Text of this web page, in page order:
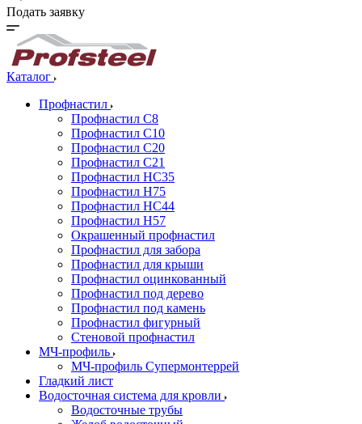
Подать заявку
Каталог
Профнастил
Профнастил С8
Профнастил С10
Профнастил С20
Профнастил С21
Профнастил НС35
Профнастил Н75
Профнастил HC44
Профнастил Н57
Окрашенный профнастил
Профнастил для забора
Профнастил для крыши
Профнастил оцинкованный
Профнастил под дерево
Профнастил под камень
Профнастил фигурный
Стеновой профнастил
МЧ-профиль
МЧ-профиль Супермонтеррей
Гладкий лист
Водосточная система для кровли
Водосточные трубы